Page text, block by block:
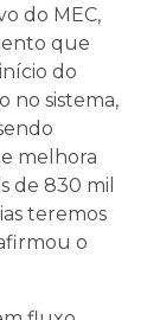
do MEC,
que
do
no sistema,
melhora
de 830 mil
teremos
o